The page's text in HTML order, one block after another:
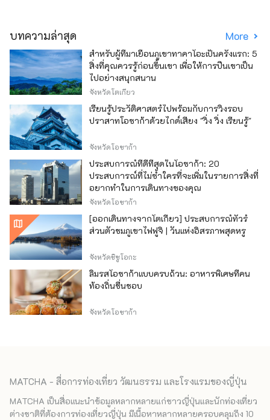
บทความล่าสุด More
สำหรับผู้ที่มาเยือนภูเขาทาคาโอะเป็นครั้งแรก: 5
สิ่งที่คุณควรรู้ก่อนขึ้นเขา เพื่อให้การปีนเขาเป็น
ไปอย่างสนุกสนาน
จังหวัดโตเกียว
เรียนรู้ประวัติศาสตร์ไปพร้อมกับการวิ่งรอบ
ปราสาทโอซาก้าด้วยไกด์เสียง "วิ่ง วิ่ง เรียนรู้"
จังหวัดโอซาก้า
ประสบการณ์ที่ดีที่สุดในโอซาก้า: 20
ประสบการณ์ที่ไม่ซ้ำใครที่จะเพิ่มในรายการสิ่งที่
อยากทำในการเดินทางของคุณ
จังหวัดโอซาก้า
[ออกเดินทางจากโตเกียว] ประสบการณ์ทัวร์
ส่วนตัวชมภูเขาไฟฟูจิ | วันแห่งอิสรภาพสุดหรู
จังหวัดชิซูโอกะ
ลิ้มรสโอซาก้าแบบครบถ้วน: อาหารพิเศษที่คน
ท้องถิ่นชื่นชอบ
จังหวัดโอซาก้า
MATCHA - สื่อการท่องเที่ยว วัฒนธรรม และโรงแรมของญี่ปุ่น
MATCHA เป็นสื่อแนะนำข้อมูลหลากหลายแก่ชาวญี่ปุ่นและนักท่องเที่ยว
ต่างชาติที่ต้องการท่องเที่ยวญี่ปุ่น มีเนื้อหาหลากหลายครอบคลุมถึง 10